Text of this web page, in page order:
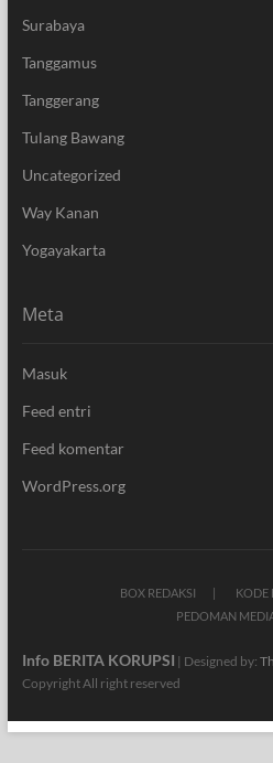
Surabaya
Tanggamus
Tanggerang
Tulang Bawang
Uncategorized
Way Kanan
Yogayakarta
Meta
Masuk
Feed entri
Feed komentar
WordPress.org
BOX REDAKSI
KODE
PEDOMAN
Info BERITA KORUPSI | Designed by:
Copyright All right reserved